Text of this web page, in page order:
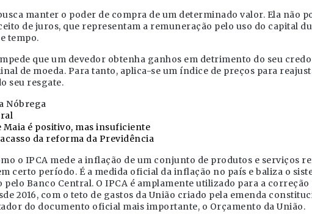
manter o poder de compra de um determinado valor. Ela não
de juros, que representam a remuneração pelo uso do capital
tempo.
que um devedor obtenha ganhos em detrimento do seu
de moeda. Para tanto, aplica-se um índice de preços para
seu resgate.
Nóbrega
é positivo, mas insuficiente
da reforma da Previdência
o IPCA mede a inflação de um conjunto de produtos e serviços
certo período. É a medida oficial da inflação no país e baliza o
pelo Banco Central. O IPCA é amplamente utilizado para a
2016, com o teto de gastos da União criado pela emenda
do documento oficial mais importante, o Orçamento da União.